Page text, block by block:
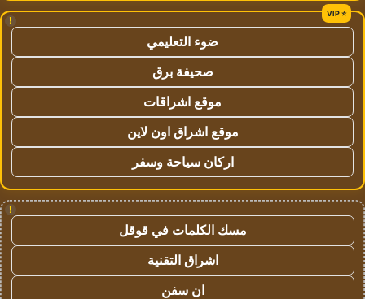
!
ضوء التعليمي
صحيفة برق
موقع اشراقات
موقع اشراق اون لاين
اركان سياحة وسفر
!
مسك الكلمات في قوقل
اشراق التقنية
ان سفن